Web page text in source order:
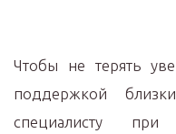
Чтобы не терять
поддержкой
специалисту при